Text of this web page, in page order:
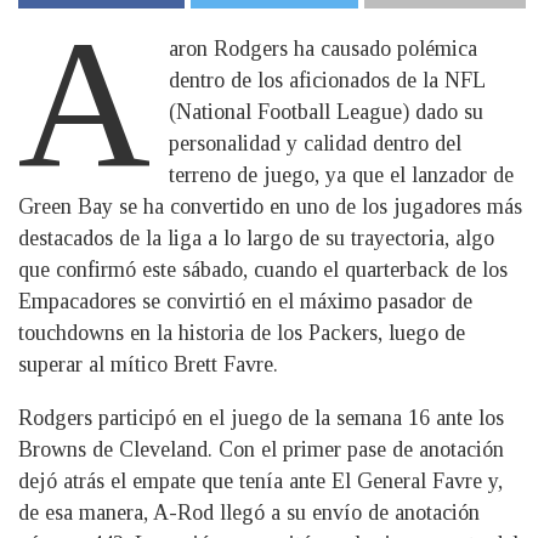
A
aron Rodgers ha causado polémica
dentro de los aficionados de la NFL
(National Football League) dado su
personalidad y calidad dentro del
terreno de juego, ya que el lanzador de
Green Bay se ha convertido en uno de los jugadores más
destacados de la liga a lo largo de su trayectoria, algo
que confirmó este sábado, cuando el quarterback de los
Empacadores se convirtió en el máximo pasador de
touchdowns en la historia de los Packers, luego de
superar al mítico Brett Favre.
Rodgers participó en el juego de la semana 16 ante los
Browns de Cleveland. Con el primer pase de anotación
dejó atrás el empate que tenía ante El General Favre y,
de esa manera, A-Rod llegó a su envío de anotación